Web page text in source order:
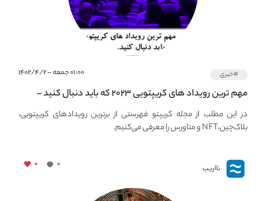
#خبری ۰۱:۰۰ جمعه - ۱۴۰۲/۴/۲
مهم ترین رویداد های کریپتویی ۲۰۲۳ که باید دنبال کنید –
معرفی بهترین رویداد های جهانی
در این مطلب از مجله کریپتو فهرستی از برترین رویدادهای کریپتویی،
بلاک‌چین،NFT و متاورس را معرفی می‌کنیم.
نااریب ۰ ۰